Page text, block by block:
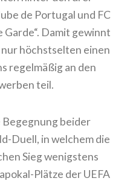
de Portugal und FC
Garde“. Damit gewinnt
höchstselten einen
regelmäßig an den
teil.
beider
Duell, in welchem die
Sieg wenigstens
Plätze der UEFA